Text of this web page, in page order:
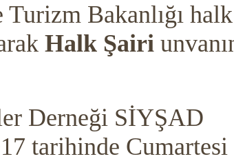
Bakanlığı halk
Halk Şairi
Derneği SİYŞAD
tarihinde Cumartesi